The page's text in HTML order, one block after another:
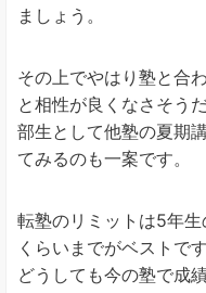
ましょう。
その上でやはり塾と合
と相性が良くなさそう
部生として他塾の夏期
てみるのも一案です。
転塾のリミットは5年
くらいまでがベストで
どうしても今の塾で成